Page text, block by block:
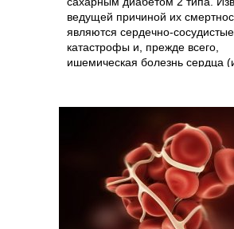
ведущей причиной их
являются сердечно-сосудистые
катастрофы и, прежде всего,
ишемическая болезнь сердца